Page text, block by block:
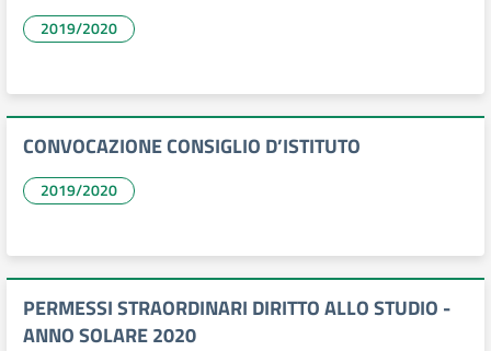
2019/2020
CONVOCAZIONE CONSIGLIO D’ISTITUTO
2019/2020
PERMESSI STRAORDINARI DIRITTO ALLO STUDIO -
ANNO SOLARE 2020